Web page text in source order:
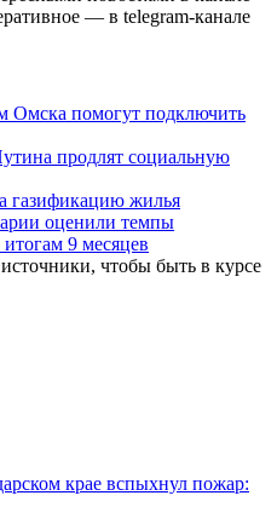
— в telegram-канале
Омска помогут подключить
продлят социальную
газификацию жилья
оценили темпы
9 месяцев
чтобы быть в курсе
крае вспыхнул пожар: